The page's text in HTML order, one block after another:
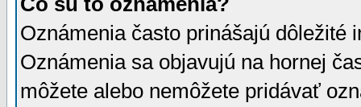
Oznámenia často prinášajú dôležité
Oznámenia sa objavujú na hornej
môžete alebo nemôžete pridávať